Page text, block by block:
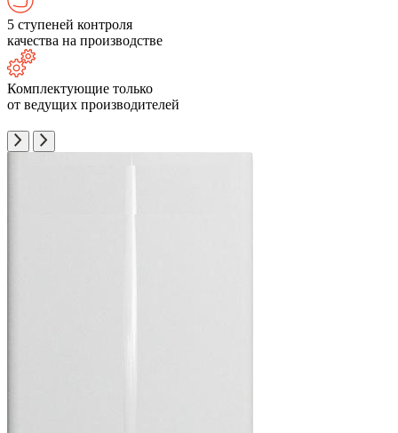
5 ступеней контроля
качества на производстве
Комплектующие только
от ведущих производителей